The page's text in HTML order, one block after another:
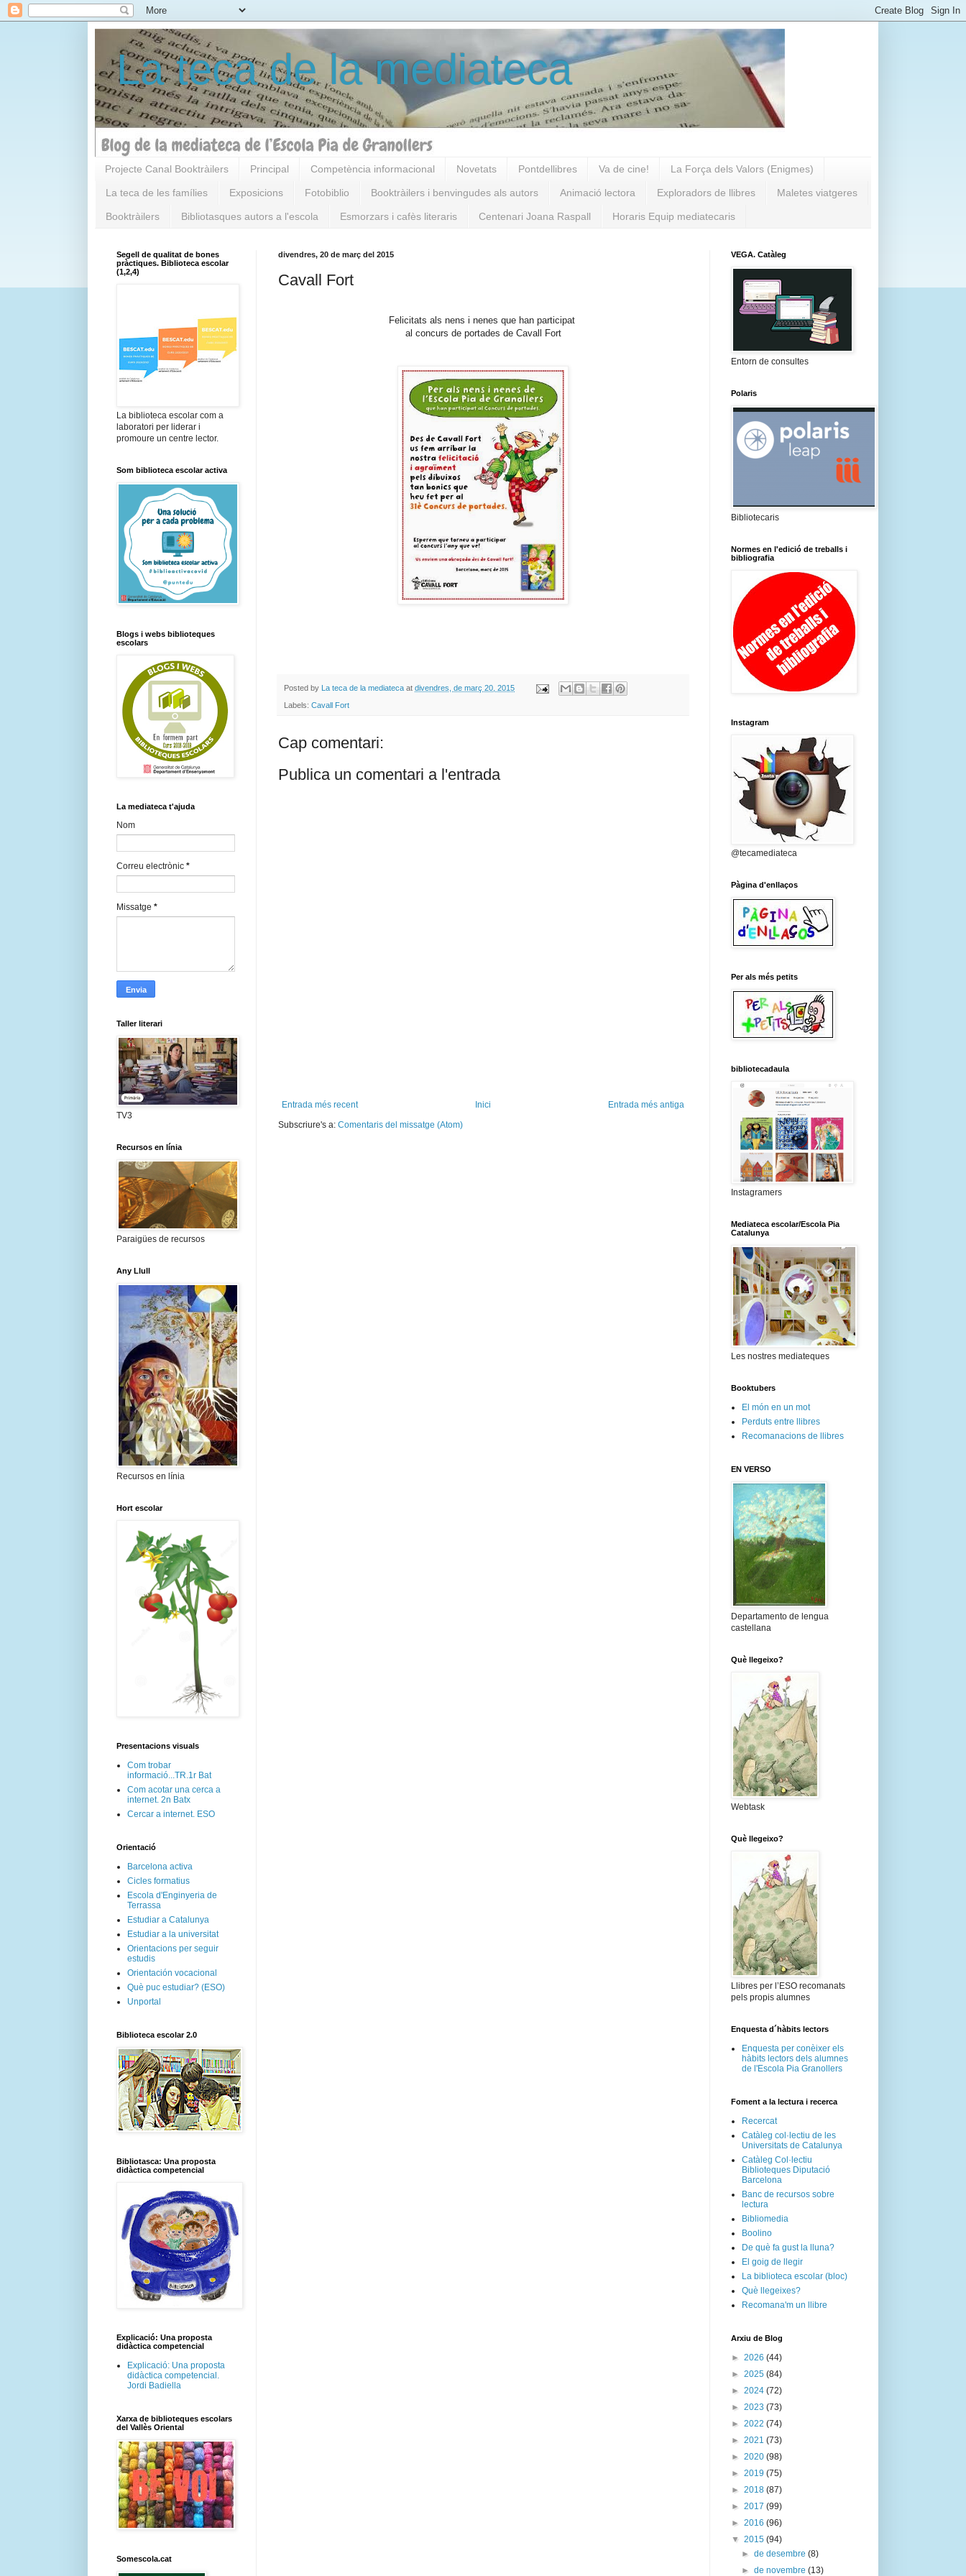
La teca de la mediateca
Projecte Canal Booktràilers Principal Competència informacional Novetats Pontdellibres Va de cine! La Força dels Valors (Enigmes)
La teca de les famílies Exposicions Fotobiblio Booktràilers i benvingudes als autors Animació lectora Exploradors de llibres Maletes viatgeres
Booktràilers Bibliotasques autors a l'escola Esmorzars i cafès literaris Centenari Joana Raspall Horaris Equip mediatecaris
divendres, 20 de març del 2015
Cavall Fort
Felicitats als nens i nenes que han participat
al concurs de portades de Cavall Fort
Posted by La teca de la mediateca at divendres, de març 20, 2015
Labels: Cavall Fort
Cap comentari:
Publica un comentari a l'entrada
Entrada més recent Entrada més antiga
Inici
Subscriure's a: Comentaris del missatge (Atom)
Segell de qualitat de bones
pràctiques. Biblioteca escolar
(1,2,4)
La biblioteca escolar com a
laboratori per liderar i
promoure un centre lector.
Som biblioteca escolar activa
Blogs i webs biblioteques
escolars
La mediateca t'ajuda
Nom
Correu electrònic *
Missatge *
Taller literari
TV3
Recursos en línia
Paraigües de recursos
Any Llull
Recursos en línia
Hort escolar
Presentacions visuals
Com trobar
informació...TR.1r Bat
Com acotar una cerca a
internet. 2n Batx
Cercar a internet. ESO
Orientació
Barcelona activa
Cicles formatius
Escola d'Enginyeria de
Terrassa
Estudiar a Catalunya
Estudiar a la universitat
Orientacions per seguir
estudis
Orientación vocacional
Què puc estudiar? (ESO)
Unportal
Biblioteca escolar 2.0
Bibliotasca: Una proposta
didàctica competencial
Explicació: Una proposta
didàctica competencial
Explicació: Una proposta
didàctica competencial.
Jordi Badiella
Xarxa de biblioteques escolars
del Vallès Oriental
Somescola.cat
VEGA. Catàleg
Entorn de consultes
Polaris
Bibliotecaris
Normes en l'edició de treballs i
bibliografia
Instagram
@tecamediateca
Pàgina d'enllaços
Per als més petits
bibliotecadaula
Instagramers
Mediateca escolar/Escola Pia
Catalunya
Les nostres mediateques
Booktubers
El món en un mot
Perduts entre llibres
Recomanacions de llibres
EN VERSO
Departamento de lengua
castellana
Què llegeixo?
Webtask
Què llegeixo?
Llibres per l’ESO recomanats
pels propis alumnes
Enquesta d´hàbits lectors
Enquesta per conèixer els
hàbits lectors dels alumnes
de l'Escola Pia Granollers
Foment a la lectura i recerca
Recercat
Catàleg col·lectiu de les
Universitats de Catalunya
Catàleg Col·lectiu
Biblioteques Diputació
Barcelona
Banc de recursos sobre
lectura
Bibliomedia
Boolino
De què fa gust la lluna?
El goig de llegir
La biblioteca escolar (bloc)
Què llegeixes?
Recomana'm un llibre
Arxiu de Blog
► 2026 (44)
► 2025 (84)
► 2024 (72)
► 2023 (73)
► 2022 (74)
► 2021 (73)
► 2020 (98)
► 2019 (75)
► 2018 (87)
► 2017 (99)
► 2016 (96)
▼ 2015 (94)
►de desembre(8)
►de novembre(13)